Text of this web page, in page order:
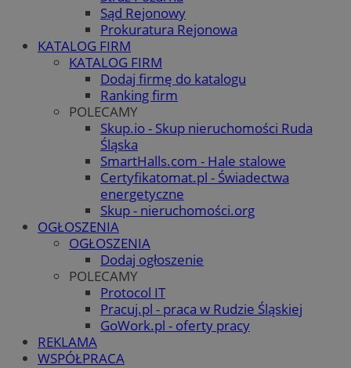
Sąd Rejonowy
Prokuratura Rejonowa
KATALOG FIRM
KATALOG FIRM
Dodaj firmę do katalogu
Ranking firm
POLECAMY
Skup.io - Skup nieruchomości Ruda
Śląska
SmartHalls.com - Hale stalowe
Certyfikatomat.pl - Świadectwa
energetyczne
Skup - nieruchomości.org
OGŁOSZENIA
OGŁOSZENIA
Dodaj ogłoszenie
POLECAMY
Protocol IT
Pracuj.pl - praca w Rudzie Śląskiej
GoWork.pl - oferty pracy
REKLAMA
WSPÓŁPRACA